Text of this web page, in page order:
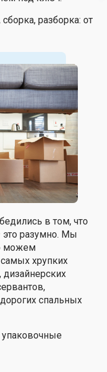
разборка: от
в том, что
это разумно. Мы
можем
хрупких
дизайнерских
спальных